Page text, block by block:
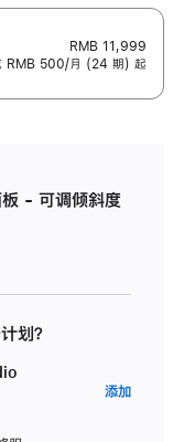
RMB 11,999
RMB 500/月 (24 期) 起
- 可调倾斜度
划？
添加